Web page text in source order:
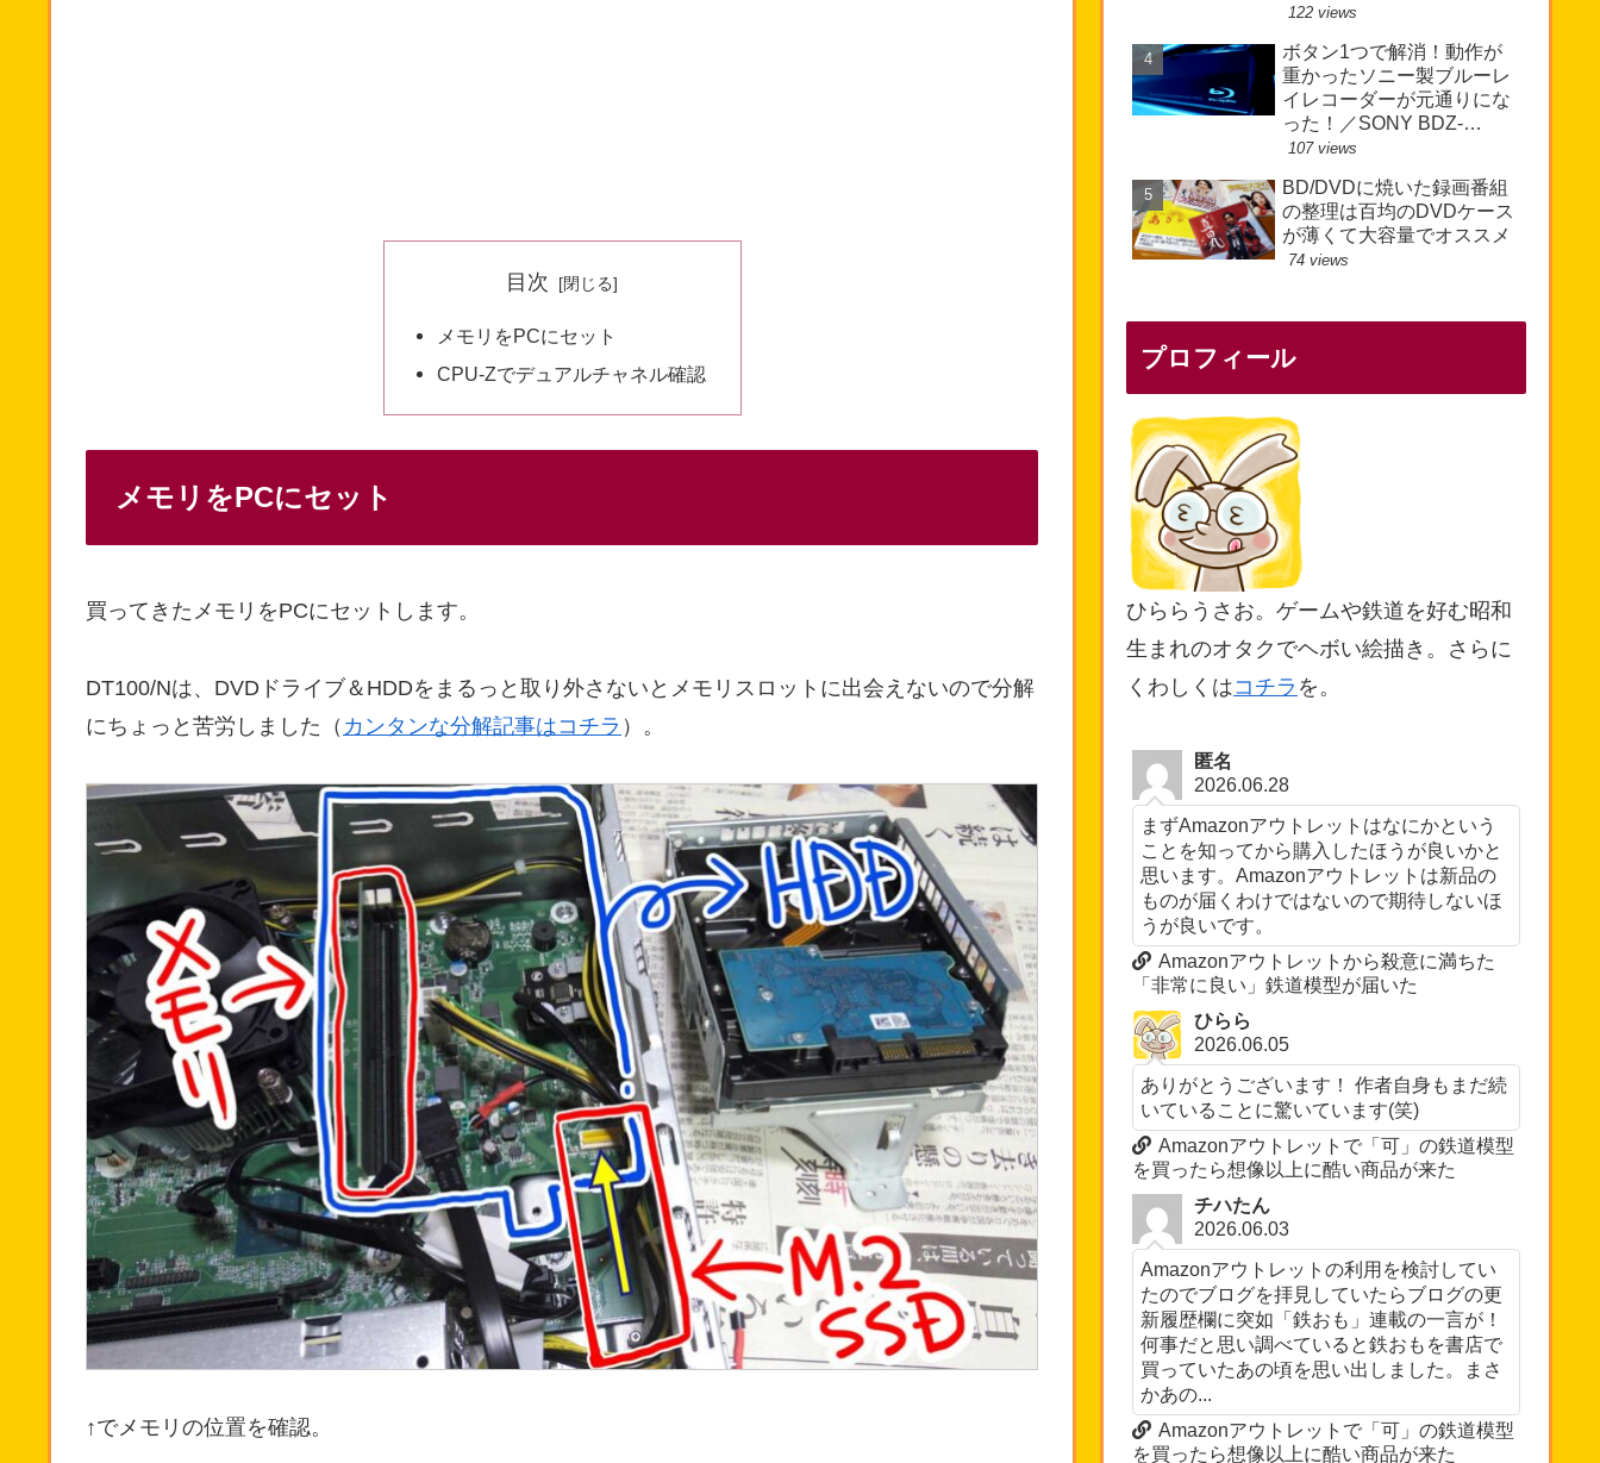
目次
メモリをPCにセット
CPU-Zでデュアルチャネル確認
メモリをPCにセット
買ってきたメモリをPCにセットします。
DT100/Nは、DVDドライブ＆HDDをまるっと取り外さないとメモリスロットに出会えないので分解
にちょっと苦労しました（ カンタンな分解記事はコチラ ）。
↑でメモリの位置を確認。
122 views
ボタン1つで解消！動作が
重かったソニー製ブルーレ
イレコーダーが元通りにな
った！／SONY BDZ-
EW510
107 views
BD/DVDに焼いた録画番組
の整理は百均のDVDケース
が薄くて大容量でオススメ
74 views
プロフィール
ひららうさお。ゲームや鉄道を好む昭和
生まれのオタクでヘボい絵描き。さらに
くわしくはコチラ を。
匿名
2026.06.28
まずAmazonアウトレットはなにかという
ことを知ってから購入したほうが良いかと
思います。Amazonアウトレットは新品の
ものが届くわけではないので期待しないほ
うが良いです。
Amazonアウトレットから殺意に満ちた
「非常に良い」鉄道模型が届いた
ひらら
2026.06.05
ありがとうございます！ 作者自身もまだ続
いていることに驚いています(笑)
Amazonアウトレットで「可」の鉄道模型
を買ったら想像以上に酷い商品が来た
チハたん
2026.06.03
Amazonアウトレットの利用を検討してい
たのでブログを拝見していたらブログの更
新履歴欄に突如「鉄おも」連載の一言が！
何事だと思い調べていると鉄おもを書店で
買っていたあの頃を思い出しました。まさ
かあの...
Amazonアウトレットで「可」の鉄道模型
を買ったら想像以上に酷い商品が来た